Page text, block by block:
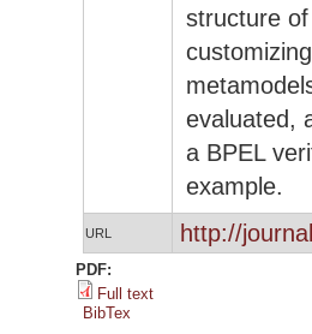
structure
evaluated,
a BPEL
example.
URL http://
PDF:
Full text
BibTex